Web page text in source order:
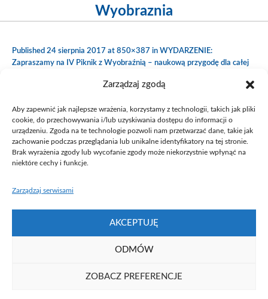
Zarządzaj zgodą
Aby zapewnić jak najlepsze wrażenia, korzystamy z technologii, takich jak pliki
cookie, do przechowywania i/lub uzyskiwania dostępu do informacji o
urządzeniu. Zgoda na te technologie pozwoli nam przetwarzać dane, takie jak
zachowanie podczas przeglądania lub unikalne identyfikatory na tej stronie.
Brak wyrażenia zgody lub wycofanie zgody może niekorzystnie wpłynąć na
niektóre cechy i funkcje.
Zarządzaj serwisami
AKCEPTUJĘ
ODMÓW
ZOBACZ PREFERENCJE
Wyobraznia
Published 24 sierpnia 2017 at 850×387 in WYDARZENIE:
Zapraszamy na IV Piknik z Wyobraźnią – naukową przygodę dla całej